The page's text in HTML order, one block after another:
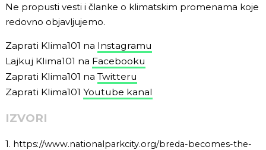
Ne propusti vesti i članke o klimatskim promenama koje
redovno objavljujemo.
Zaprati Klima101 na Instagramu
Lajkuj Klima101 na Facebooku
Zaprati Klima101 na Twitteru
Zaprati Klima101 Youtube kanal
IZVORI
1. https://www.nationalparkcity.org/breda-becomes-the-